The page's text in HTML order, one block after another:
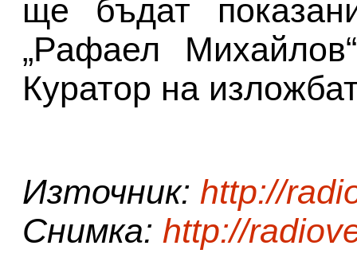
ще бъдат
„Рафаел
Куратор на
Източник: http://
Снимка: http://